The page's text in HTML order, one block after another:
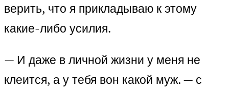
верить, что я прикладываю к этому
какие-либо усилия.
— И даже в личной жизни у меня не
клеится, а у тебя вон какой муж. — с